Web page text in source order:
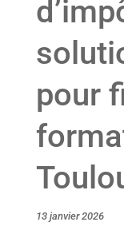
pour
13 janvier 2026